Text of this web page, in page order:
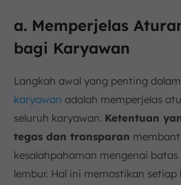
a. Memperjelas
bagi Karyawan
Langkah awal yang penting dalam
karyawan adalah memperjelas
seluruh karyawan. Ketentuan
tegas dan transparan
kesalahpahaman mengenai
lembur. Hal ini memastikan